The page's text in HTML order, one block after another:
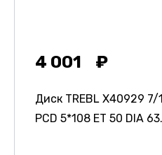
4 001
Диск TREBL X40929 7/
PCD 5*108 ET 50 DIA